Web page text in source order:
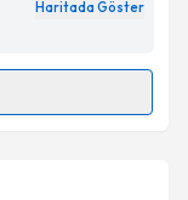
belirtilen
Haritada Göster
oluşturun.